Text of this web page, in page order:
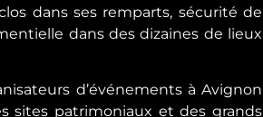
dans ses remparts, sécurité de
dans des dizaines de lieux
d’événements à Avignon
sites patrimoniaux et des grands